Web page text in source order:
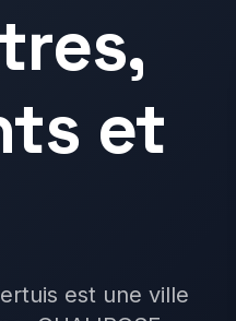
et
est une ville